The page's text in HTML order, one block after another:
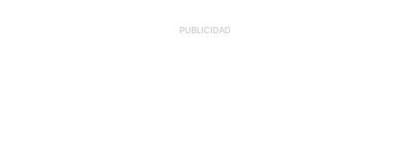
PUBLICIDAD